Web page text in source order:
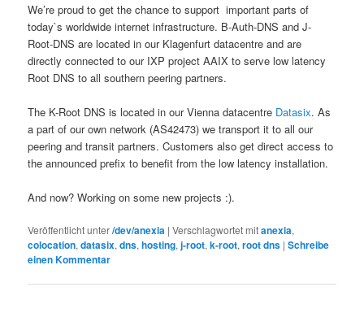
We’re proud to get the chance to support important parts of
today`s worldwide internet infrastructure. B-Auth-DNS and J-
Root-DNS are located in our Klagenfurt datacentre and are
directly connected to our IXP project AAIX to serve low latency
Root DNS to all southern peering partners.
The K-Root DNS is located in our Vienna datacentre Datasix. As
a part of our own network (AS42473) we transport it to all our
peering and transit partners. Customers also get direct access to
the announced prefix to benefit from the low latency installation.
And now? Working on some new projects :).
Veröffentlicht unter/dev/anexia |Verschlagwortet mitanexia,
colocation,datasix,dns,hosting,j-root,k-root,root dns |Schreibe
einen Kommentar